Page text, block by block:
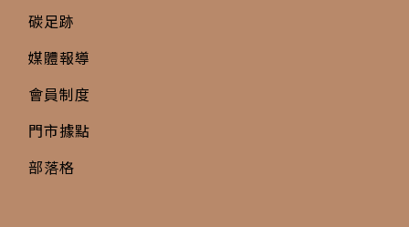
碳足跡
媒體報導
會員制度
門市據點
部落格